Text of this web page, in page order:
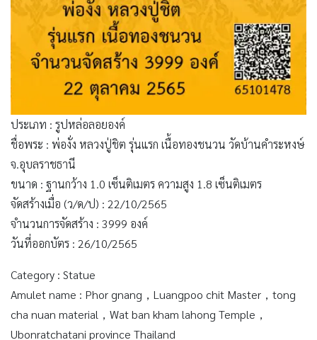
ประเภท : รูปหล่อลอยองค์
ชื่อพระ : พ่องั่ง หลวงปู่ชิต รุ่นแรก เนื้อทองชนวน วัดบ้านคำระหงษ์
จ.อุบลราชธานี
ขนาด : ฐานกว้าง 1.0 เซ็นติเมตร ความสูง 1.8 เซ็นติเมตร
จัดสร้างเมื่อ (ว/ด/ป) : 22/10/2565
จำนวนการจัดสร้าง : 3999 องค์
วันที่ออกบัตร : 26/10/2565
Category : Statue
Amulet name : Phor gnang，Luangpoo chit Master，tong
cha nuan material，Wat ban kham lahong Temple，
Ubonratchatani province Thailand